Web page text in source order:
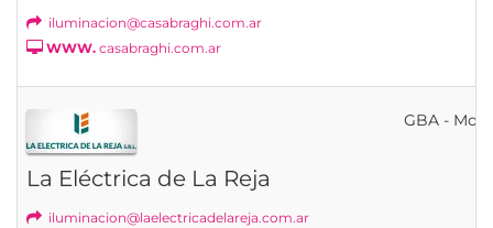
iluminacion@casabraghi.com.ar
WWW. casabraghi.com.ar
La Eléctrica de La Reja
iluminacion@laelectricadelareja.com.ar
GBA -